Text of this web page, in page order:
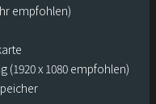
empfohlen)
(1920 x 1080 empfohlen)